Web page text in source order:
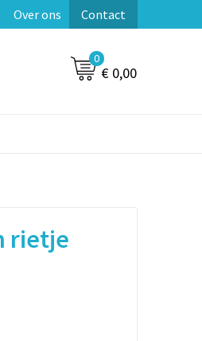
Over ons Contact
0
€ 0,00
rietje